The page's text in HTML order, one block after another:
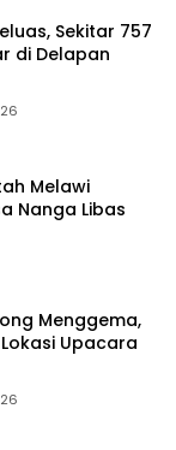
Sekitar 757
di Delapan
Melawi
Nanga Libas
Menggema,
Upacara